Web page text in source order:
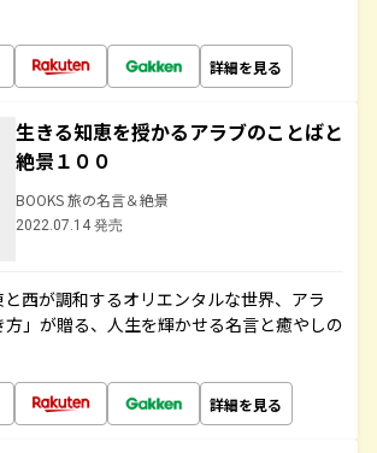
詳細を見る
生きる知恵を授かるアラブのことばと
絶景１００
BOOKS 旅の名言＆絶景
2022.07.14 発売
西が調和するオリエンタルな世界、アラ
」が贈る、人生を輝かせる名言と癒やしの
詳細を見る